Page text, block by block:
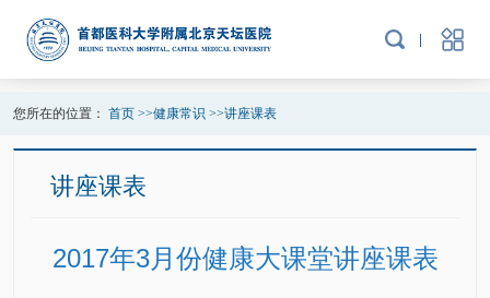
您所在的位置： 首页>>健康常识 >>讲座课表
讲座课表
2017年3月份健康大课堂讲座课表